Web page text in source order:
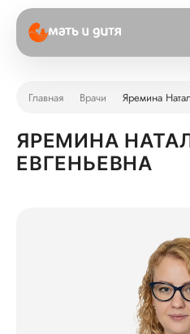
Главная Врачи Яремина
ЯРЕМИНА
ЕВГЕНЬЕВНА